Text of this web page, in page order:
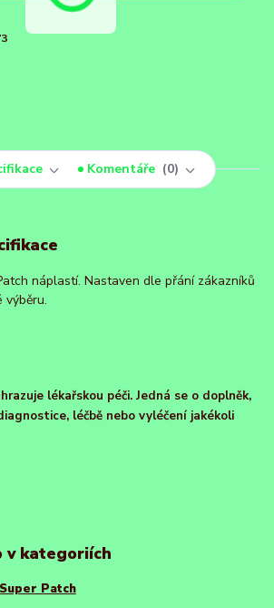
Komentáře 0
náplastí. Nastaven dle přání zákazníků
výběru.
lékařskou péči. Jedná se o doplněk,
léčbě nebo vyléčení jakékoli
v kategoriích
Patch